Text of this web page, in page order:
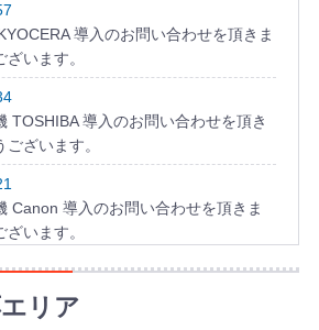
導入のお問い合わせを頂きま
います。
TOSHIBA 導入のお問い合わせを頂き
ざいます。
Canon 導入のお問い合わせを頂きま
います。
FUJIFILM 導入のお問い合わせを頂き
ございます。
リア